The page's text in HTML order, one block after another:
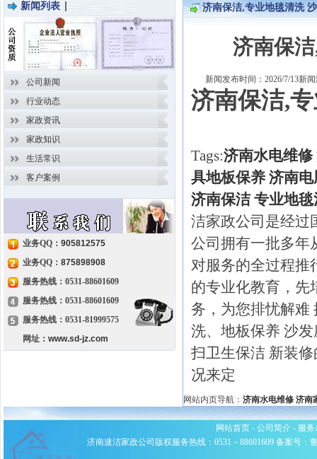
新闻列表
公司新闻
行业动态
家政资讯
家政知识
生活常识
客户案例
业务QQ： 905812575
业务QQ： 875898908
服务热线：0531-88601609
服务热线：0531-88601609
服务热线：0531-81999575
网址： www.sd-jz.com
济南保洁,专业地毯清洗
济南保
新闻发布时间：2026/7/13新
济南保洁,
Tags:济南水电维修
具地板保养 济南
济南保洁 专业地毯
洁家政公司是经过
公司拥有一批多年
对服务的全过程推
的专业化教育，先
务，为您排忧解难
洗、地板保养 沙
扫卫生保洁 新装
况来定
网站内页导航： 济南水电维修 济南
网站首页- 公司简介- 服务
济南速洁家政公司版权服务热线：0531－88601609 备案号：